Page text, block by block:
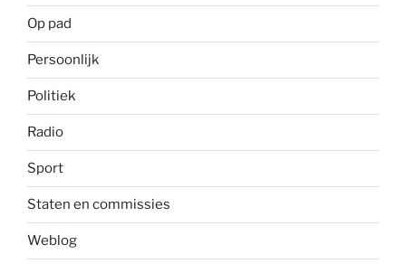
Op pad
Persoonlijk
Politiek
Radio
Sport
Staten en commissies
Weblog